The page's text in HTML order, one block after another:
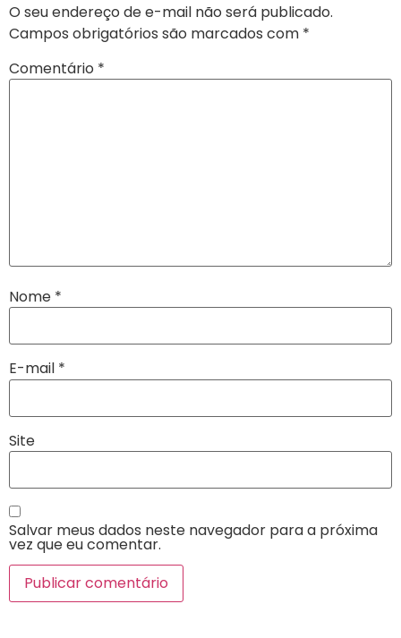
O seu endereço de e-mail não será publicado.
Campos obrigatórios são marcados com *
Comentário *
Nome *
E-mail *
Site
Salvar meus dados neste navegador para a próxima
vez que eu comentar.